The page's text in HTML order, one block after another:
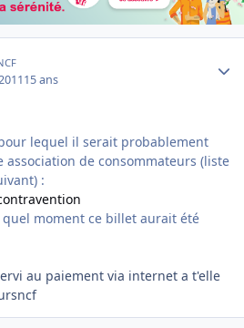
15 ans
lequel il serait probablement
de consommateurs (liste
:
moment ce billet aurait été
au paiement via internet a t'elle